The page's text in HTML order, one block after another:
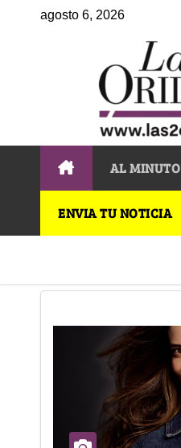
agosto 6, 2026
AL MINUTO
ENVIA TU NOTICIA